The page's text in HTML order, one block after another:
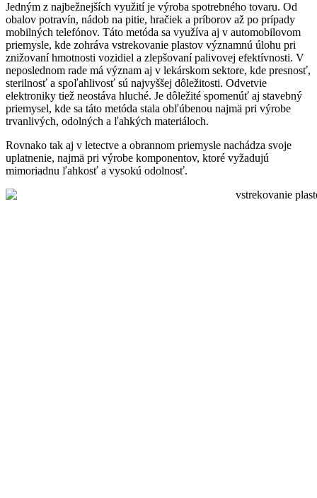
Jedným z najbežnejších využití je výroba spotrebného tovaru. Od
obalov potravín, nádob na pitie, hračiek a príborov až po prípady
mobilných telefónov. Táto metóda sa využíva aj v automobilovom
priemysle, kde zohráva vstrekovanie plastov významnú úlohu pri
znižovaní hmotnosti vozidiel a zlepšovaní palivovej efektívnosti. V
neposlednom rade má význam aj v lekárskom sektore, kde presnosť,
sterilnosť a spoľahlivosť sú najvyššej dôležitosti. Odvetvie
elektroniky tiež neostáva hluché. Je dôležité spomenúť aj stavebný
priemysel, kde sa táto metóda stala obľúbenou najmä pri výrobe
trvanlivých, odolných a ľahkých materiáloch.
Rovnako tak aj v letectve a obrannom priemysle nachádza svoje
uplatnenie, najmä pri výrobe komponentov, ktoré vyžadujú
mimoriadnu ľahkosť a vysokú odolnosť.